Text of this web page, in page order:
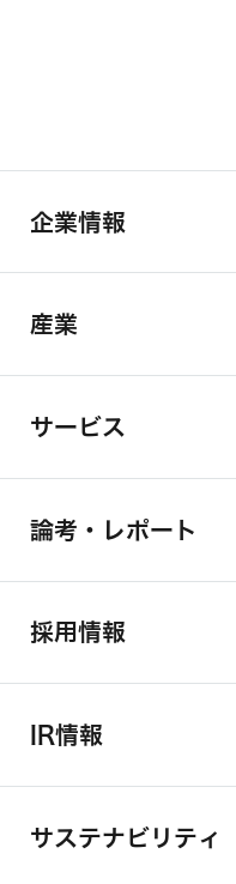
企業情報
産業
サービス
論考・レポート
採用情報
IR情報
サステナビリティ